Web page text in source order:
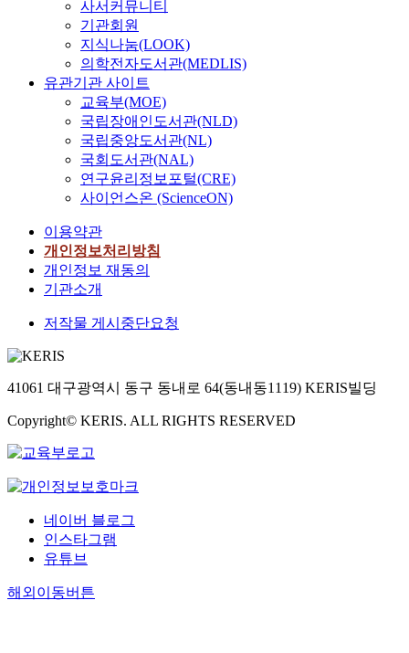
사서커뮤니티
기관회원
지식나눔(LOOK)
의학전자도서관(MEDLIS)
유관기관 사이트
교육부(MOE)
국립장애인도서관(NLD)
국립중앙도서관(NL)
국회도서관(NAL)
연구윤리정보포털(CRE)
사이언스온 (ScienceON)
이용약관
개인정보처리방침
개인정보 재동의
기관소개
저작물 게시중단요청
41061 대구광역시 동구 동내로 64(동내동1119) KERIS빌딩
Copyright© KERIS. ALL RIGHTS RESERVED
네이버 블로그
인스타그램
유튜브
해외이동버튼